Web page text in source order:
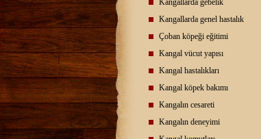
Kangallarda gebelik
Kangallarda genel hastalık
Çoban köpeği eğitimi
Kangal vücut yapısı
Kangal hastalıkları
Kangal köpek bakımı
Kangalın cesareti
Kangalın deneyimi